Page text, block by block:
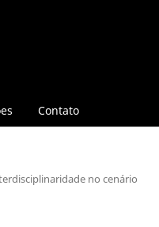
Contato
no cenário